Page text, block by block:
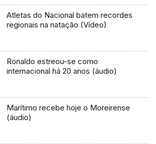
Atletas do Nacional batem recordes
regionais na natação (Vídeo)
Ronaldo estreou-se como
internacional há 20 anos (áudio)
Marítimo recebe hoje o Moreirense
(áudio)